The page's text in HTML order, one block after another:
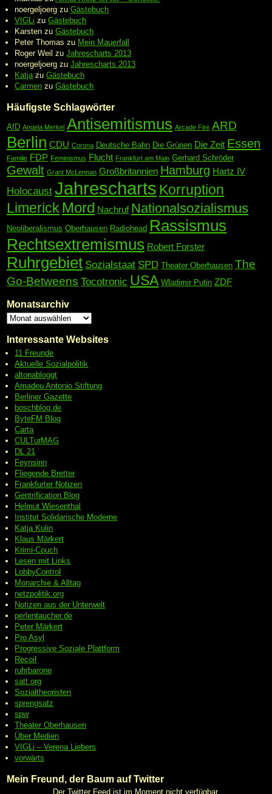
noergeljoerg zuGästebuch
VIGLi zuGästebuch
Karsten zuGästebuch
Peter Thomas zu Mein Mauerfall
Roger Weil zuJahrescharts 2013
noergeljoerg zuJahrescharts 2013
Katja zuGästebuch
Carmen zuGästebuch
Häufigste Schlagwörter
AfD Angela Merkel Antisemitismus Arcade Fire ARD
Berlin CDU Corona Deutsche Bahn Die Grünen Die Zeit Essen
Familie FDP Feminismus Flucht Frankfurt am Main Gerhard Schröder
Gewalt Grant McLennan Großbritannien Hamburg Hartz IV
Holocaust Jahrescharts Korruption
Limerick Mord Nachruf Nationalsozialismus
Neoliberalismus Oberhausen Radiohead Rassismus
Rechtsextremismus Robert Forster
Ruhrgebiet Sozialstaat SPD Theater Oberhausen The
Go-Betweens Tocotronic USA Wladimir Putin ZDF
Monatsarchiv
Interessante Websites
11 Freunde
Aktuelle Sozialpolitik
altonabloggt
Amadeu Antonio Stiftung
Berliner Gazette
boschblog.de
ByteFM Blog
Carta
CULTurMAG
DL 21
Feynsinn
Fliegende Bretter
Frankfurter Notizen
Gentrification Blog
Helmut Wiesenthal
Institut Solidarische Moderne
Katja Kulin
Klaus Märkert
Krimi-Couch
Lesen mit Links
LobbyControl
Monarchie & Alltag
netzpolitik.org
Notizen aus der Unterwelt
perlentaucher.de
Peter Märkert
Pro Asyl
ProgressiveSoziale Plattform
Recoil
ruhrbarone
satt.org
Sozialtheoristen
sprengsatz
spw
Theater Oberhausen
Über Medien
VIGLi – Verena Liebers
vorwärts
Mein Freund, der Baum auf Twitter
Der Twitter Feed ist im Moment nicht verfügbar.